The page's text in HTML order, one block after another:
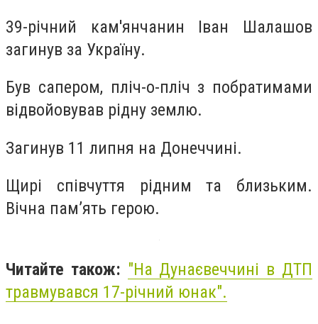
39-річний кам'янчанин Іван Шалашов
загинув за Україну.
Був сапером, пліч-о-пліч з побратимами
відвойовував рідну землю.
Загинув 11 липня на Донеччині.
Щирі співчуття рідним та близьким.
Вічна памʼять герою.
Читайте також: "На Дунаєвеччині в ДТП
травмувався 17-річний юнак".